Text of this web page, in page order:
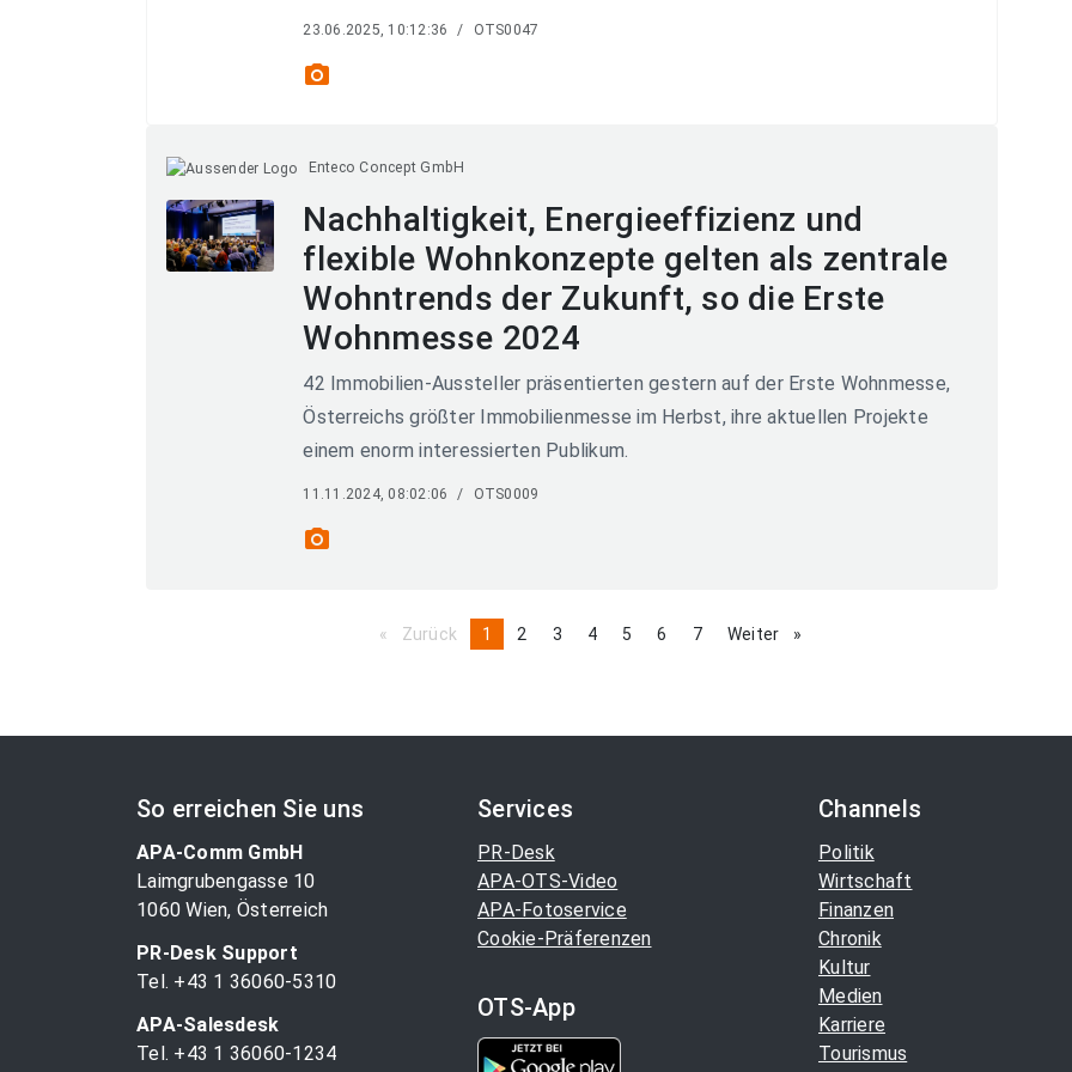
23.06.2025, 10:12:36 / OTS0047
photo_camera
Enteco Concept GmbH
Nachhaltigkeit, Energieeffizienz und
flexible Wohnkonzepte gelten als zentrale
Wohntrends der Zukunft, so die Erste
Wohnmesse 2024
42 Immobilien-Aussteller präsentierten gestern auf der Erste Wohnmesse,
Österreichs größter Immobilienmesse im Herbst, ihre aktuellen Projekte
einem enorm interessierten Publikum.
11.11.2024, 08:02:06 / OTS0009
photo_camera
Zurück pageYou're
1 page
2 page
3 page
4 page
5 page
6 page
7 Weiter page
So erreichen Sie uns
APA-Comm GmbH
Laimgrubengasse 10
1060 Wien, Österreich
PR-Desk Support
Tel. +43 1 36060-5310
APA-Salesdesk
Tel. +43 1 36060-1234
Services
PR-Desk
APA-OTS-Video
APA-Fotoservice
Cookie-Präferenzen
OTS-App
Channels
Politik
Wirtschaft
Finanzen
Chronik
Kultur
Medien
Karriere
Tourismus